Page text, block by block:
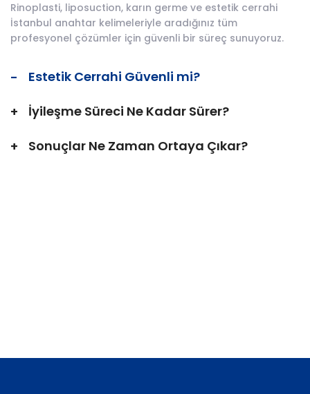
Rinoplasti, liposuction, karın germe ve estetik cerrahi
İstanbul anahtar kelimeleriyle aradığınız tüm
profesyonel çözümler için güvenli bir süreç sunuyoruz.
Estetik Cerrahi Güvenli mi?
İyileşme Süreci Ne Kadar Sürer?
Sonuçlar Ne Zaman Ortaya Çıkar?